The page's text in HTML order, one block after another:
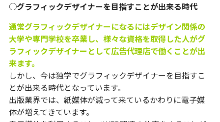
○グラフィックデザイナーを目指すことが出来る時代
通常グラフィックデザイナーになるにはデザイン関係の
大学や専門学校を卒業し、様々な資格を取得した人がグ
ラフィックデザイナーとして広告代理店で働くことが出
来ます。
しかし、今は独学でグラフィックデザイナーを目指すこ
とが出来る時代となっています。
出版業界では、紙媒体が減って来ているかわりに電子媒
体が増えてきています。